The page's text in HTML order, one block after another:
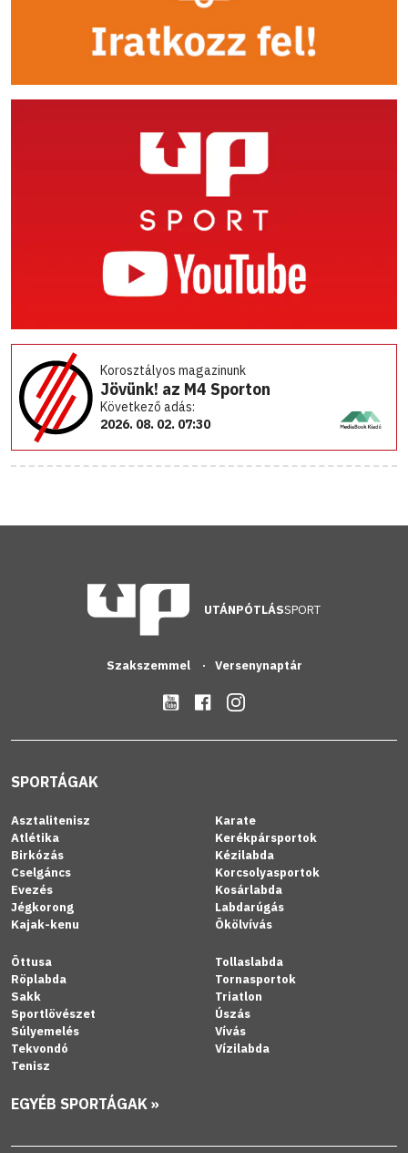
Korosztályos magazinunk
Jövünk! az M4 Sporton
Következő adás:
2026. 08. 02. 07:30
UTÁNPÓTLÁSSPORT
Szakszemmel Versenynaptár
SPORTÁGAK
Asztalitenisz
Atlétika
Birkózás
Cselgáncs
Evezés
Jégkorong
Kajak-kenu
Karate
Kerékpársportok
Kézilabda
Korcsolyasportok
Kosárlabda
Labdarúgás
Ökölvívás
Öttusa
Röplabda
Sakk
Sportlövészet
Súlyemelés
Tekvondó
Tenisz
Tollaslabda
Tornasportok
Triatlon
Úszás
Vívás
Vízilabda
EGYÉB SPORTÁGAK »